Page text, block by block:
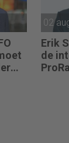
02
Erik
de